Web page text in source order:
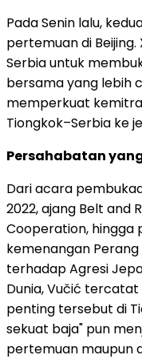
Pada Senin lalu,
pertemuan di
Serbia untuk
bersama yang lebih
memperkuat
Tiongkok–Serbia ke
Persahabatan
Dari acara
2022, ajang Belt and
Cooperation, hingga
kemenangan
terhadap Agresi
Dunia, Vučić
penting tersebut di
sekuat baja" pun
pertemuan maupun